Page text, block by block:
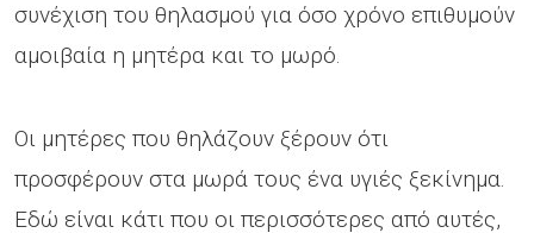
συνέχιση του θηλασμού για όσο χρόνο επιθυμούν
αμοιβαία η μητέρα και το μωρό.
Οι μητέρες που θηλάζουν ξέρουν ότι
προσφέρουν στα μωρά τους ένα υγιές ξεκίνημα.
Εδώ είναι κάτι που οι περισσότερες από αυτές,